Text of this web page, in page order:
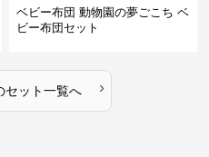
ベビー布団 動物園の夢ごこち ベ
ビー布団セット
セット一覧へ ›